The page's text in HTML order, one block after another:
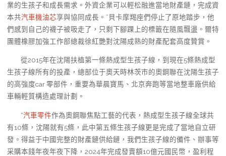
業的生孩子和成長需求。外資企業可以輕松融進當地財產鏈，完成資
本共汽車機油芯享與協同成長。”貝卡摩羯座們停止了原地踏步，他
們感到自己的襪子被吸走了，只剩下腳踝上的標籤在隨風飄盪。爾特
團體橡膠加強工作部總裁徐紅艷對沈陽成熟的財產配套高度贊賞。
從2015年在沈陽扶植第一條熱成型生孩子線，到現在5條熱成型
生孩子線所有的投產，總部位于奧天時林茨市的奧鋼聯在沈陽生孩子
的高強度car 零部件，重要為華晨寶馬、北京奔跑等當地整車廠供給
車輛輕質構造處理計劃。
“汽車零件作為奧鋼聯焦點工藝的代表，熱成型生孩子線全球共
有10條，沈陽就有5條，此中第五條生孩子線更是完成了當地自立研
發。得益于中國完整的財產鏈供給鏈，我們生孩子線的備件、辦事等
采購本錢年夜年夜下降，2024年完成發賣額10億元國民幣，盈利程